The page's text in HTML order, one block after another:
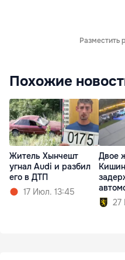
Разместить
Похожие
Житель Хынчешт
угнал Audi и разбил
его в ДТП
17 Июл. 13:45
Двое
27